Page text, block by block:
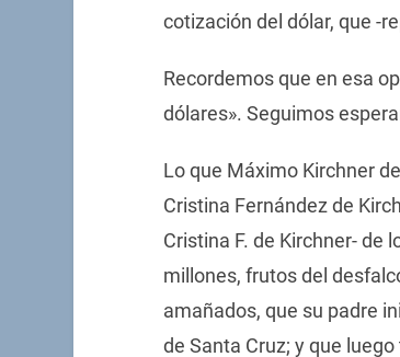
cotización del dólar, que -
Recordemos que en esa
dólares». Seguimos
Lo que Máximo Kirchner
Cristina Fernández de
Cristina F. de Kirchner- de
millones, frutos del
amañados, que su padre
de Santa Cruz; y que